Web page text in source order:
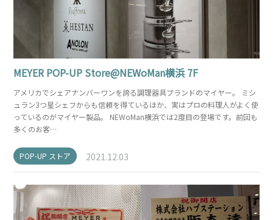
MEYER POP-UP Store@NEWoMan横浜 7F
アメリカでシェアナンバーワンを誇る調理器具ブランドのマイヤー。 ミシ
ュラン3つ星シェフからも信頼を得ているほか、実はプロの料理人がよく使
っているのがマイヤー製品。 NEWoMan横浜では2度目の登場です。前回も
多くのお客…
POP-UP ストア 2021.12.03